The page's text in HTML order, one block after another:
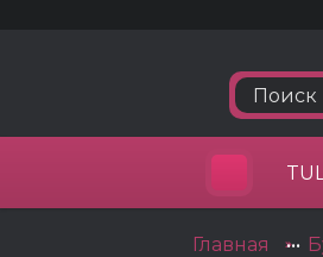
•••
Главная »